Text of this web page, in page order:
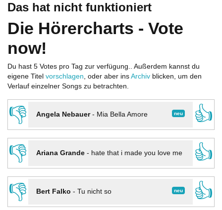
Das hat nicht funktioniert
Die Hörercharts - Vote
now!
Du hast 5 Votes pro Tag zur verfügung.. Außerdem kannst du
eigene Titel vorschlagen, oder aber ins Archiv blicken, um den
Verlauf einzelner Songs zu betrachten.
👎 neu
Angela Nebauer- Mia Bella Amore
👍
👎
Ariana Grande- hate that i made you love me
👍
👎
neu
Bert Falko - Tu nicht so
👍